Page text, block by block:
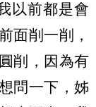
以前都是會
面削一削，
削，因為有
問一下，姊